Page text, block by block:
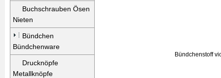
Buchschrauben Ösen
Nieten
Bündchen
Bündchenware
Drucknöpfe
Metallknöpfe